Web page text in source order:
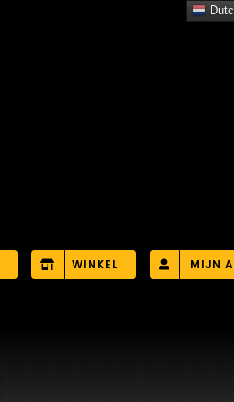
WINKEL MIJN